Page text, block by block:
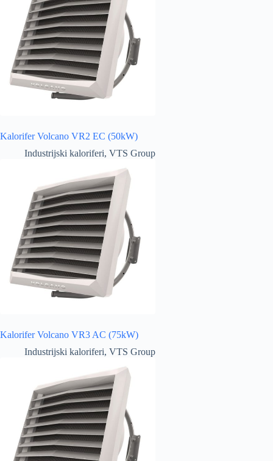
Kalorifer Volcano VR2 EC (50kW)
Industrijski kaloriferi, VTS Group
Kalorifer Volcano VR3 AC (75kW)
Industrijski kaloriferi, VTS Group